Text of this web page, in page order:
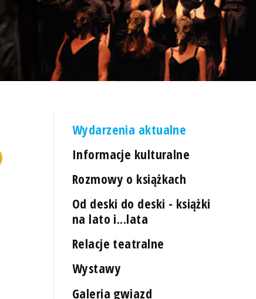
Wydarzenia aktualne
Informacje kulturalne
Rozmowy o książkach
Od deski do deski - książki
na lato i...lata
Relacje teatralne
Wystawy
Galeria gwiazd